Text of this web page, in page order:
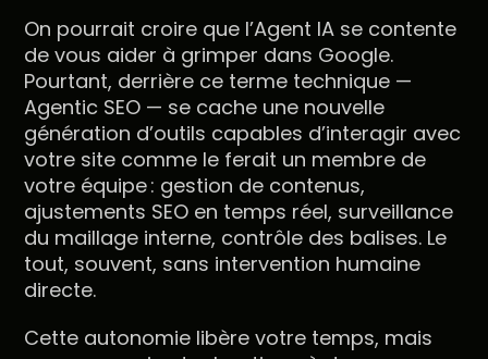
On pourrait croire que l’Agent IA se contente
de vous aider à grimper dans Google.
Pourtant, derrière ce terme technique —
Agentic SEO — se cache une nouvelle
génération d’outils capables d’interagir avec
votre site comme le ferait un membre de
votre équipe : gestion de contenus,
ajustements SEO en temps réel, surveillance
du maillage interne, contrôle des balises. Le
tout, souvent, sans intervention humaine
directe.
Cette autonomie libère votre temps, mais